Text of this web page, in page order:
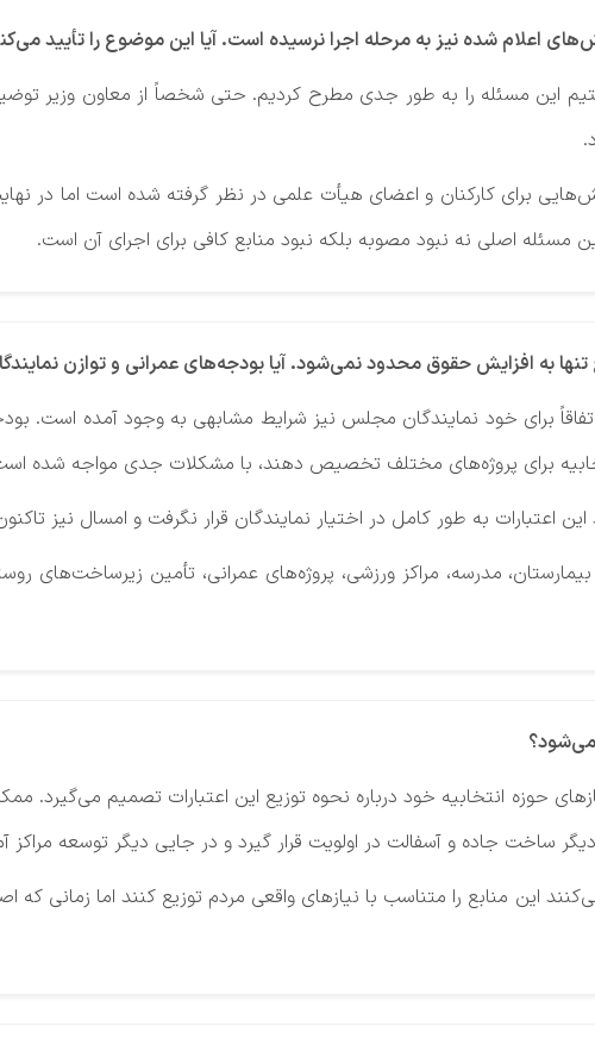
اعلام شده نیز به مرحله اجرا نرسیده است. آیا این موضوع را تأیید
این مسئله را به طور جدی مطرح کردیم. حتی شخصاً از معاون وزیر
برای کارکنان و اعضای هیأت علمی در نظر گرفته شده است اما در
مسئله اصلی نه نبود مصوبه بلکه نبود منابع کافی برای اجرای آن است.
به افزایش حقوق محدود نمی‌شود. آیا بودجه‌های عمرانی و توازن
برای خود نمایندگان مجلس نیز شرایط مشابهی به وجود آمده است.
برای پروژه‌های مختلف تخصیص دهند، با مشکلات جدی مواجه شده
مدرسه، مراکز ورزشی، پروژه‌های عمرانی، تأمین زیرساخت‌های
می‌شود؟
حوزه انتخابیه خود درباره نحوه توزیع این اعتبارات تصمیم
ساخت جاده و آسفالت در اولویت قرار گیرد و در جایی دیگر توسعه
این منابع را متناسب با نیازهای واقعی مردم توزیع کنند اما زمانی که